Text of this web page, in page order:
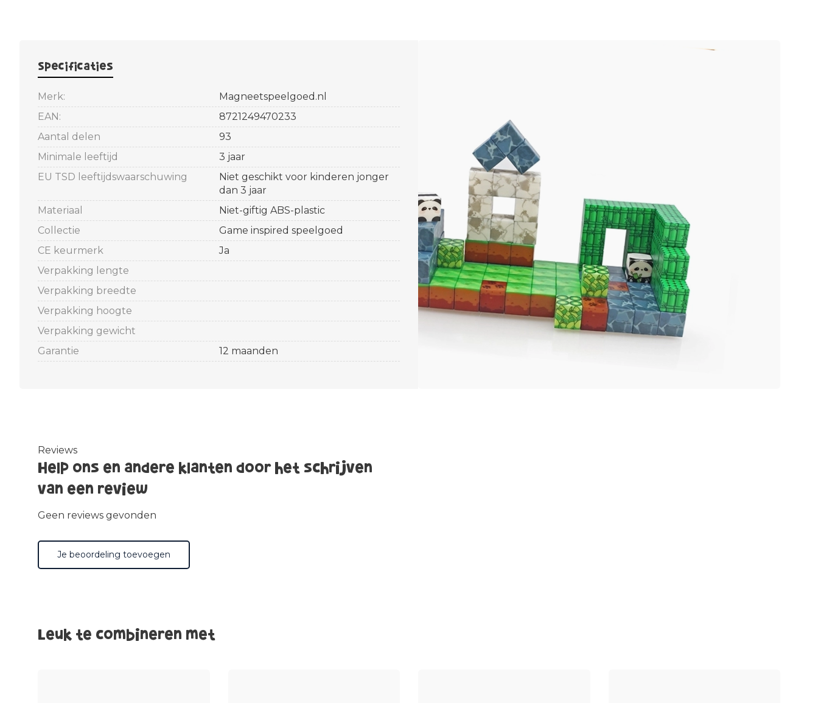
Specificaties
Merk:
Magneetspeelgoed.nl
EAN:
8721249470233
Aantal delen
93
Minimale leeftijd
3 jaar
EU TSD leeftijdswaarschuwing
Niet geschikt voor kinderen jonger
dan 3 jaar
Materiaal
Niet-giftig ABS-plastic
Collectie
Game inspired speelgoed
CE keurmerk
Ja
Verpakking lengte
Verpakking breedte
Verpakking hoogte
Verpakking gewicht
Garantie
12 maanden
Reviews
Help ons en andere klanten door het schrijven
van een review
Geen reviews gevonden
Je beoordeling toevoegen
Leuk te combineren met